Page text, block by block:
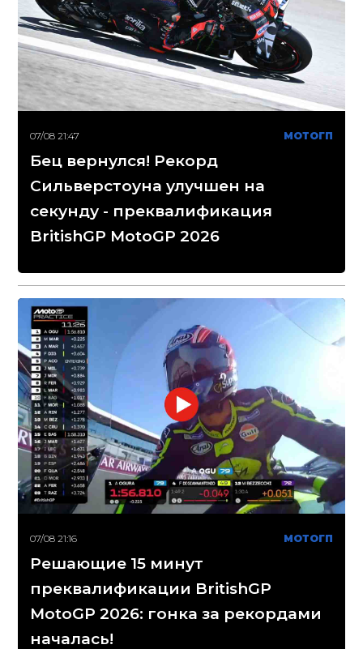
07/08 21:47 МОТОГП
Бец вернулся! Рекорд
Сильверстоуна улучшен на
секунду - преквалификация
BritishGP MotoGP 2026
07/08 21:16 МОТОГП
Решающие 15 минут
преквалификации BritishGP
MotoGP 2026: гонка за рекордами
началась!